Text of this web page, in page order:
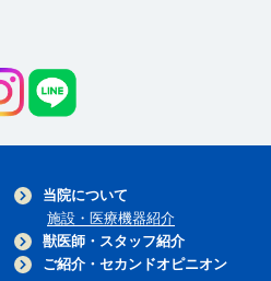
当院について
施設・医療機器紹介
獣医師・スタッフ紹介
ご紹介・セカンドオピニオン